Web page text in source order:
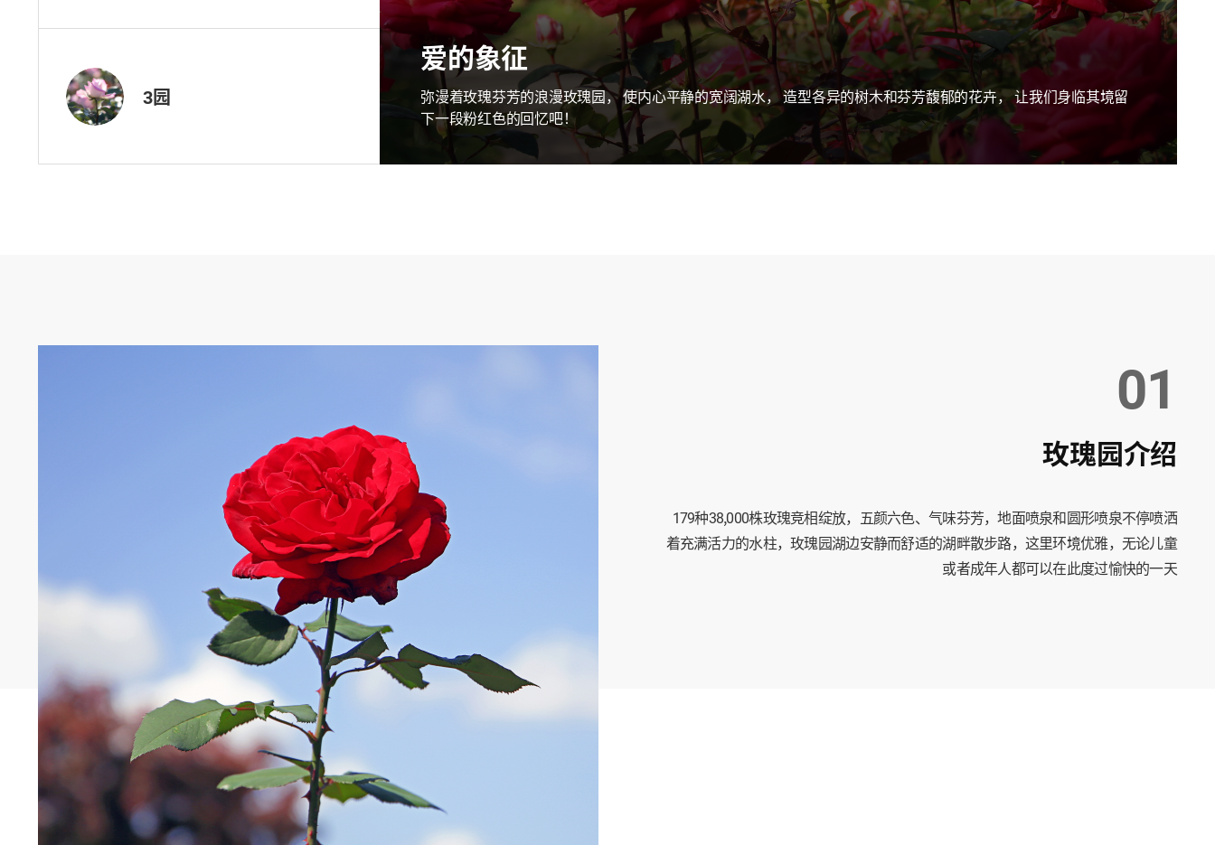
3园
爱的象征
弥漫着玫瑰芬芳的浪漫玫瑰园， 使内心平静的宽阔湖水， 造型各异的树木和芬芳馥郁的花卉， 让我们身临其境留
下一段粉红色的回忆吧！
01
玫瑰园介绍
179种38,000株玫瑰竞相绽放，五颜六色、气味芬芳，地面喷泉和圆形喷泉不停喷洒
着充满活力的水柱，玫瑰园湖边安静而舒适的湖畔散步路，这里环境优雅，无论儿童
或者成年人都可以在此度过愉快的一天